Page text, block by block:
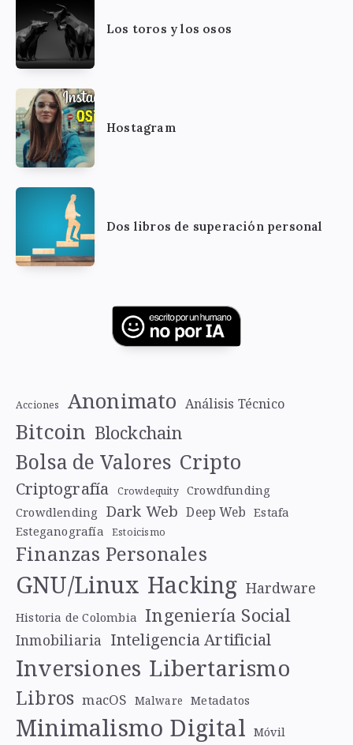
Los toros y los osos
Hostagram
Dos libros de superación personal
Acciones Anonimato Análisis Técnico
Bitcoin Blockchain
Bolsa de Valores Cripto
Criptografía Crowdequity
Crowdfunding
Crowdlending Dark Web Deep Web Estafa
Esteganografía
Estoicismo
Finanzas Personales
GNU/Linux Hacking Hardware
Historia de Colombia Ingeniería Social
Inmobiliaria Inteligencia Artificial
Inversiones Libertarismo
Libros macOS Malware Metadatos
Minimalismo Digital Móvil